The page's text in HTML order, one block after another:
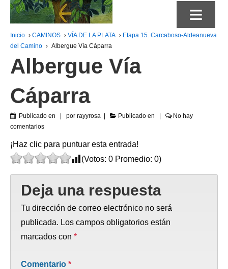
≡
Inicio › CAMINOS › VÍA DE LA PLATA › Etapa 15. Carcaboso-Aldeanueva
del Camino › Albergue Vía Cáparra
Albergue Vía
Cáparra
Publicado en por rayyrosa Publicado en
No hay
comentarios
¡Haz clic para puntuar esta entrada!
(Votos: 0 Promedio: 0)
Deja una respuesta
Tu dirección de correo electrónico no será
publicada. Los campos obligatorios están
marcados con *
Comentario *